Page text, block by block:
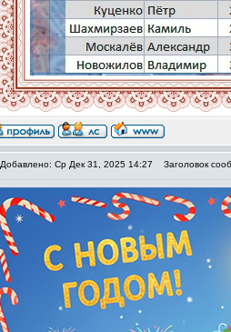
Добавлено: Ср Дек 31, 2025 14:27 Заголовок